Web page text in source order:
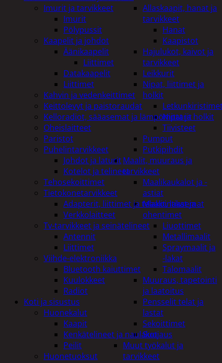
Allaskaapit, hanat ja
tarvikkeet
Hanat
Kaapistot
Hajulukot, kaivot ja
tarvikkeet
Leikkurit
Nipat, liittimet ja
holkit
Nipat ja holkit
Tiivisteet
Pumput
Putkipihdit
Maalit, muuraus ja
tarvikkeet
Maalikaukalot ja -
astiat
Maalit, lakat ja
ohentimet
Liuottimet
Metallimaalit
Spraymaalit ja
-lakat
Talomaalit
Muuraus, tapetointi
ja laatoitus
Pensselit telat ja
lastat
Sekoittimet
Suojaus
Muut työkalut ja
tarvikkeet
Imurit ja tarvikkeet
Imurit
Pölypussit
Kaapelit ja johdot
Äänikaapelit
Liittimet
Datakaapelit
Liittimet
Kahvin ja vedenkeittimet
Keittolevyt ja paistoraudat
Kelloradiot, sääasemat ja lämpömittarit
Oheislaitteet
Paristot
Puhelintarvikkeet
Johdot ja laturit
Kotelot ja telineet
Tehosekoittimet
Tietokonetarvikkeet
Adapterit, liittimet ja telakointiasemat
Verkkolaitteet
Tv-tarvikkeet ja seinätelineet
Antennit
Liittimet
Viihde-elektroniikka
Bluetooth kaiuttimet
Kuulokkeet
Radiot
Koti ja sisustus
Huonekalut
Kaapit
Kenkätelineet ja naulakot
Peilit
Huonetuoksut